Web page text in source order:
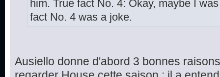
him. True fact No. 4: Okay, maybe I
fact No. 4 was a joke.
Ausiello donne d'abord 3 bonnes